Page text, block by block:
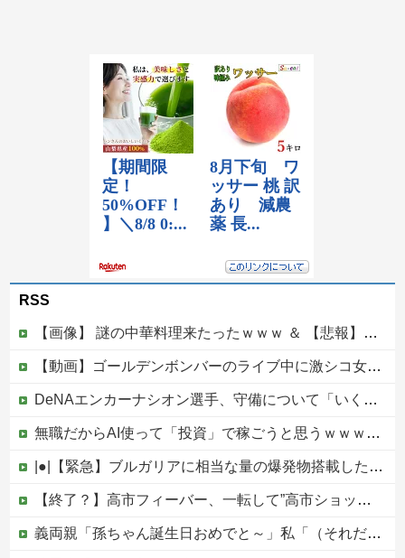
RSS
【画像】 謎の中華料理来たったｗｗｗ ＆ 【悲報】近所の謎の台湾料理屋、遂に値上げ
【動画】ゴールデンボンバーのライブ中に激シコ女さんが乱入してしまうｗｗｗｗｗ
DeNAエンカーナシオン選手、守備について「いくら得点しても、エラーを重ねれば逆転されてしまう。そういう意味から自分にとっては、打撃よりも守備の方が大事」
無職だからAI使って「投資」で稼ごうと思うｗｗｗｗｗ他
|●|【緊急】ブルガリアに相当な量の爆発物搭載したドローンが侵入！ルーマニア国境付近で爆発「おいウクライナ軍がよく使う機種だぞ」
【終了？】高市フィーバー、一転して”高市ショック”へ…支持率も市場も急降下ｗｗｗｗｗｗｗｗ
義両親「孫ちゃん誕生日おめでと～」私「（それだけ…？）」頻繁に会って孫も見せてるのにプレゼントも欲しいもの調査も一切なし！海外旅行行きまくるお金はあるのになぜ・・？